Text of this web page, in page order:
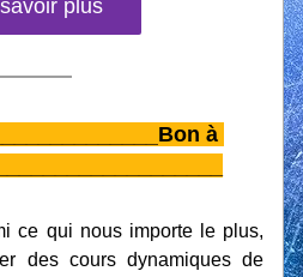
plus
Bon à
ce qui nous importe le plus,
des cours dynamiques de